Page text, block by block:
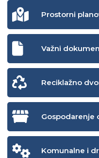
Prostorni
Važni
Reciklažno
Gospodarenje
Komunalne i